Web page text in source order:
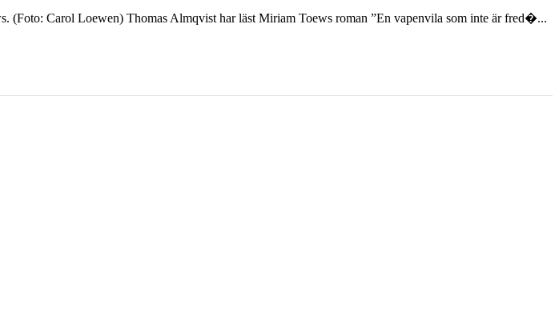
Carol Loewen) Thomas Almqvist har läst Miriam Toews roman ”En vapenvila som inte är fred�...